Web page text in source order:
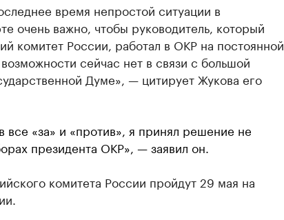
время непростой ситуации в
очень важно, чтобы руководитель, который
комитет России, работал в ОКР на постоянной
сейчас нет в связи с большой
Думе», — цитирует Жукова его
все «за» и «против», я принял решение не
президента ОКР», — заявил он.
комитета России пройдут 29 мая на